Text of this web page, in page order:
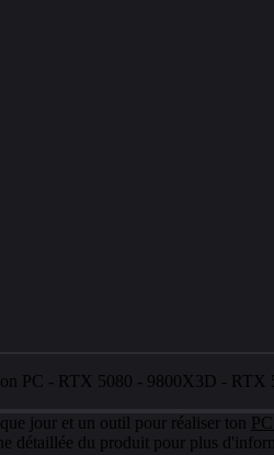
PC - RTX 5080 - 9800X3D - RTX
jour et un outil pour réaliser ton
détaillée du produit pour plus